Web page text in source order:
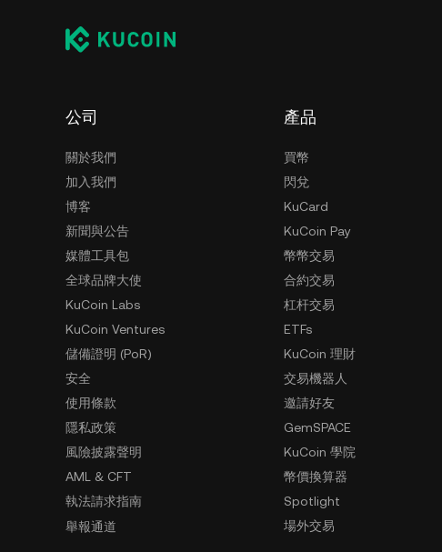
公司
關於我們
加入我們
博客
新聞與公告
媒體工具包
全球品牌大使
KuCoin Labs
KuCoin Ventures
儲備證明 (PoR)
安全
使用條款
隱私政策
風險披露聲明
AML & CFT
執法請求指南
舉報通道
產品
買幣
閃兌
KuCard
KuCoin Pay
幣幣交易
合約交易
杠杆交易
ETFs
KuCoin 理財
交易機器人
邀請好友
GemSPACE
KuCoin 學院
幣價換算器
Spotlight
場外交易